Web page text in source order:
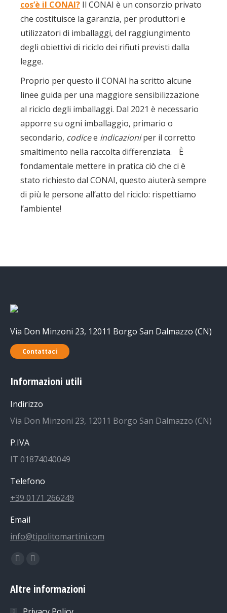
cos’è il CONAI? Il CONAI è un consorzio privato
che costituisce la garanzia, per produttori e
utilizzatori di imballaggi, del raggiungimento
degli obiettivi di riciclo dei rifiuti previsti dalla
legge.
Proprio per questo il CONAI ha scritto alcune
linee guida per una maggiore sensibilizzazione
al riciclo degli imballaggi. Dal 2021 è necessario
apporre su ogni imballaggio, primario o
secondario, codicee indicazioniper il corretto
smaltimento nella raccolta differenziata. È
fondamentale mettere in pratica ciò che ci è
stato richiesto dal CONAI, questo aiuterà sempre
di più le persone all’atto del riciclo: rispettiamo
l’ambiente!
Via Don Minzoni 23, 12011 Borgo San Dalmazzo (CN)
Contattaci
Informazioni utili
Indirizzo
Via Don Minzoni 23, 12011 Borgo San Dalmazzo (CN)
P.IVA
IT 01874040049
Telefono
+39 0171 266249
Email
info@tipolitomartini.com
Find us on:
Facebook
opens
Instagram
opens
Altre informazioni